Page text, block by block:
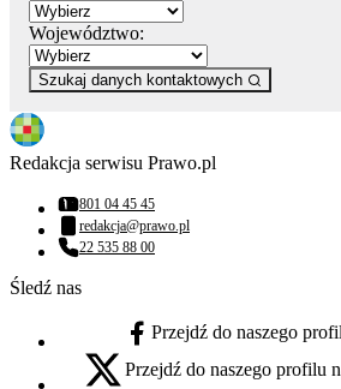
Województwo:
Szukaj danych kontaktowych
Redakcja serwisu Prawo.pl
Numer telefonu:
801 04 45 45
Adres email:
redakcja@prawo.pl
Numer telefonu:
22 535 88 00
Śledź nas
facebook - otwiera się w nowej karcie
Przejdź do naszego
x - otwiera się w nowej karcie
Przejdź do naszego profilu